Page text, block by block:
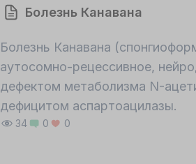
семиовальных центров,
Айкарди-Гутьерес –
аутосомно-рецессивным
детском возрасте.
Болезнь Канавана
Болезнь Канавана
аутосомно-рецессивное,
дефектом метаболизма N-
дефицитом аспартоацилазы.
34 0 0